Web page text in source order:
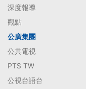
深度報導
觀點
公廣集團
公共電視
PTS TW
公視台語台